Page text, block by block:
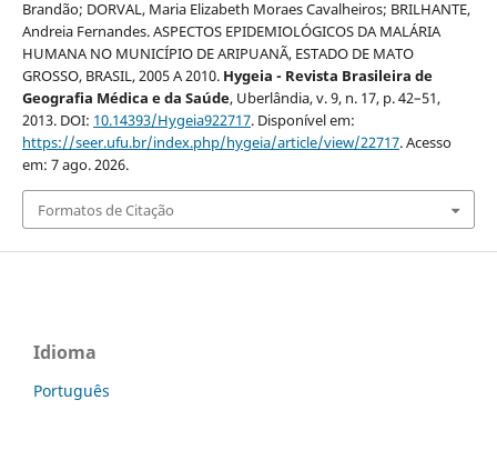
Brandão; DORVAL, Maria Elizabeth Moraes Cavalheiros; BRILHANTE,
Andreia Fernandes. ASPECTOS EPIDEMIOLÓGICOS DA MALÁRIA
HUMANA NO MUNICÍPIO DE ARIPUANÃ, ESTADO DE MATO
GROSSO, BRASIL, 2005 A 2010. Hygeia - Revista Brasileira de
Geografia Médica e da Saúde, Uberlândia, v. 9, n. 17, p. 42–51,
2013. DOI: 10.14393/Hygeia922717. Disponível em:
https://seer.ufu.br/index.php/hygeia/article/view/22717. Acesso
em: 7 ago. 2026.
Formatos de Citação
Idioma
Português